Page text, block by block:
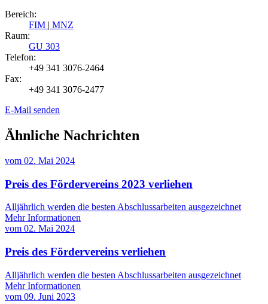
Bereich:
FIM | MNZ
Raum:
GU 303
Telefon:
+49 341 3076-2464
Fax:
+49 341 3076-2477
E-Mail senden
Ähnliche Nachrichten
vom 02. Mai 2024
Preis des Fördervereins 2023 verliehen
Alljährlich werden die besten Abschlussarbeiten ausgezeichnet
Mehr Informationen
vom 02. Mai 2024
Preis des Fördervereins verliehen
Alljährlich werden die besten Abschlussarbeiten ausgezeichnet
Mehr Informationen
vom 09. Juni 2023